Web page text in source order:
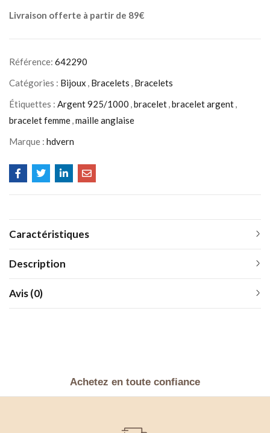
Livraison offerte à partir de 89€
Référence: 642290
Catégories : Bijoux , Bracelets , Bracelets
Étiquettes : Argent 925/1000 ,bracelet,bracelet argent,
bracelet femme,maille anglaise
Marque : hdvern
Caractéristiques
Description
Avis (0)
Achetez en toute confiance